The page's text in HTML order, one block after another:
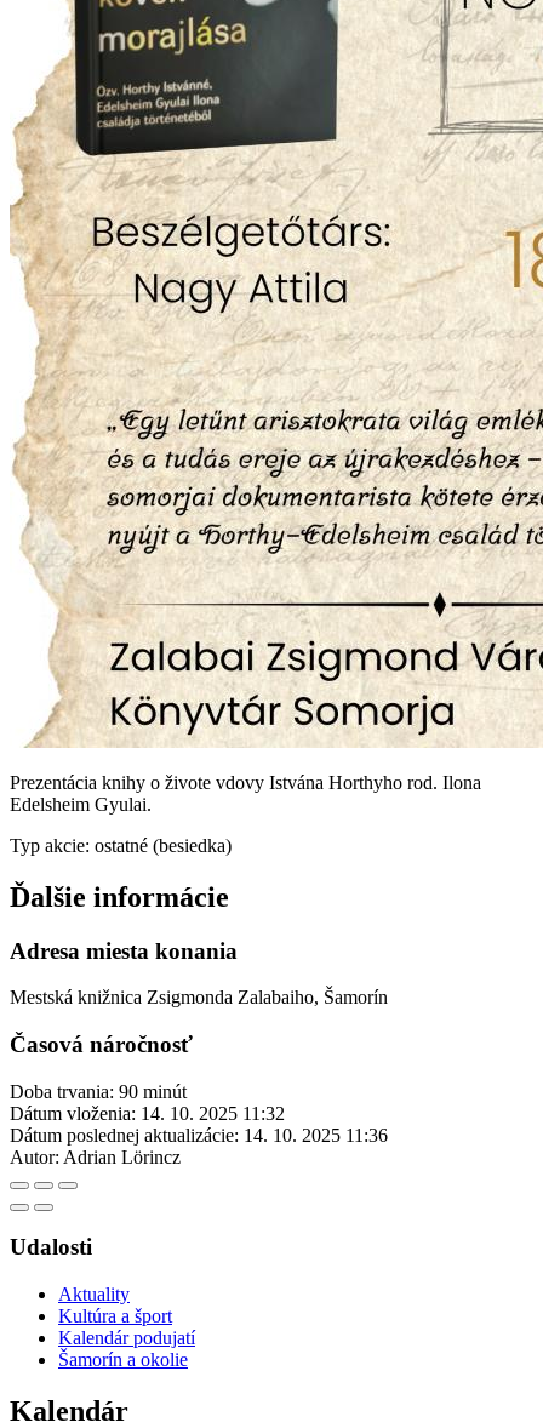
Prezentácia knihy o živote vdovy Istvána Horthyho rod. Ilona
Edelsheim Gyulai.
Typ akcie: ostatné (besiedka)
Ďalšie informácie
Adresa miesta konania
Mestská knižnica Zsigmonda Zalabaiho, Šamorín
Časová náročnosť
Doba trvania: 90 minút
Dátum vloženia: 14. 10. 2025 11:32
Dátum poslednej aktualizácie: 14. 10. 2025 11:36
Autor: Adrian Lörincz
Udalosti
Aktuality
Kultúra a šport
Kalendár podujatí
Šamorín a okolie
Kalendár